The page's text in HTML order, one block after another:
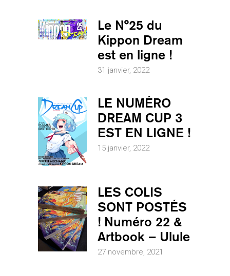
Le N°25 du
Kippon Dream
est en ligne !
31 janvier, 2022
LE NUMÉRO
DREAM CUP 3
EST EN LIGNE !
15 janvier, 2022
LES COLIS
SONT POSTÉS
! Numéro 22 &
Artbook – Ulule
27 novembre, 2021